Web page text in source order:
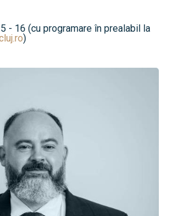
- 16 (cu programare în prealabil la
)